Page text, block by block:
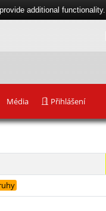
Média Přihlášení
additional functionality.